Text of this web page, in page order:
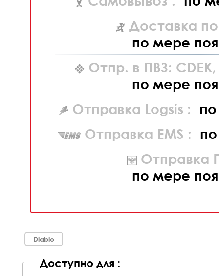
Доставка
по мере
Отпр. в ПВЗ: CDEK,
по мере
Отправка Logsis :
Отправка EMS :
Отправка
по мере
Diablo
Доступно для :